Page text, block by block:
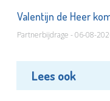
Valentijn de Heer
Partnerbijdrage - 06-08-
Lees ook